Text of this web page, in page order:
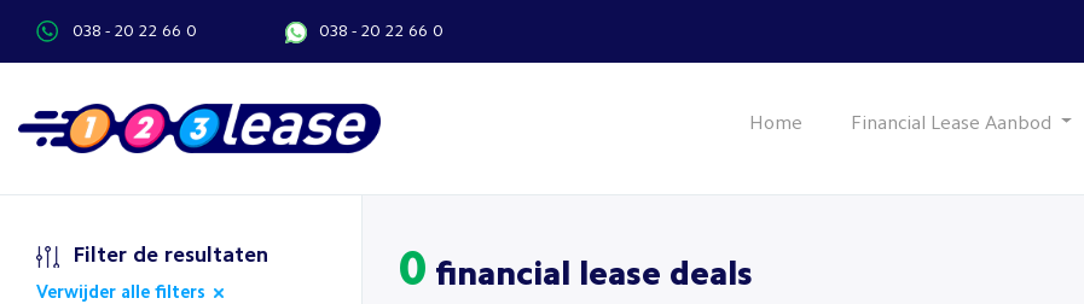
038 - 20 22 66 0 038 - 20 22 66 0
Home Financial Lease Aanbod
Filter de resultaten
Verwijder alle filters 0 financial lease deals